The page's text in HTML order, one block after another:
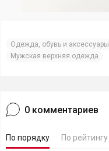
Одежда, обувь и аксессуары
Мужская верхняя одежда
0 комментариев
По порядку По рейтингу